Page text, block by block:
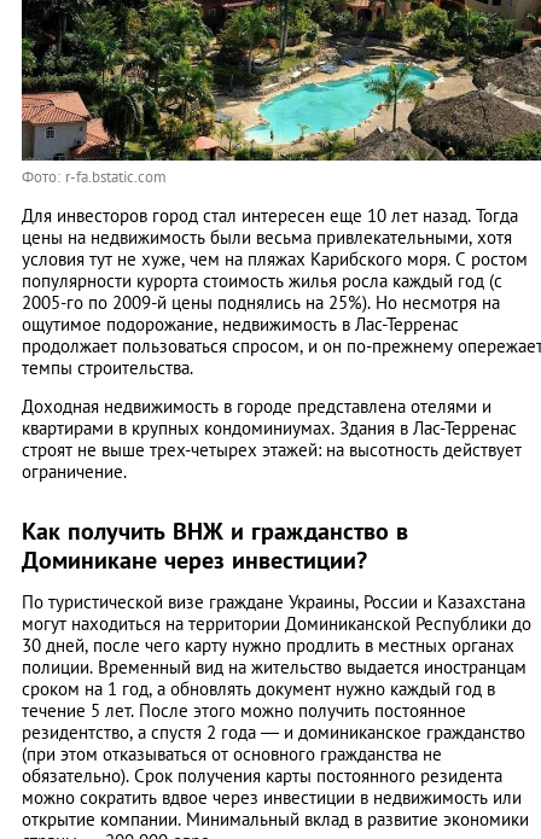
Фото: r-fa.bstatic.com
Для инвесторов город стал интересен еще 10 лет назад. Тогда
цены на недвижимость были весьма привлекательными, хотя
условия тут не хуже, чем на пляжах Карибского моря. С ростом
популярности курорта стоимость жилья росла каждый год (с
2005-го по 2009-й цены поднялись на 25%). Но несмотря на
ощутимое подорожание, недвижимость в Лас-Терренас
продолжает пользоваться спросом, и он по-прежнему
темпы строительства.
Доходная недвижимость в городе представлена отелями и
квартирами в крупных кондоминиумах. Здания в Лас-Терренас
строят не выше трех-четырех этажей: на высотность действует
ограничение.
Как получить ВНЖ и гражданство в
Доминикане через инвестиции?
По туристической визе граждане Украины, России и Казахстана
могут находиться на территории Доминиканской Республики до
30 дней, после чего карту нужно продлить в местных органах
полиции. Временный вид на жительство выдается иностранцам
сроком на 1 год, а обновлять документ нужно каждый год в
течение 5 лет. После этого можно получить постоянное
резидентство, а спустя 2 года — и доминиканское гражданство
(при этом отказываться от основного гражданства не
обязательно). Срок получения карты постоянного резидента
можно сократить вдвое через инвестиции в недвижимость или
открытие компании. Минимальный вклад в развитие экономики